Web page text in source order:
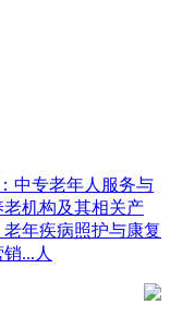
中专老年人服务与
机构及其相关产
年疾病照护与康复
...人